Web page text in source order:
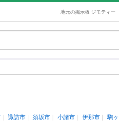
地元の掲示板 ジモティー
諏訪市 須坂市 小諸市 伊那市 駒